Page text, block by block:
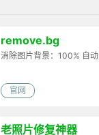
remove.bg
消除图片背景：100% 自
官网
老照片修复神器